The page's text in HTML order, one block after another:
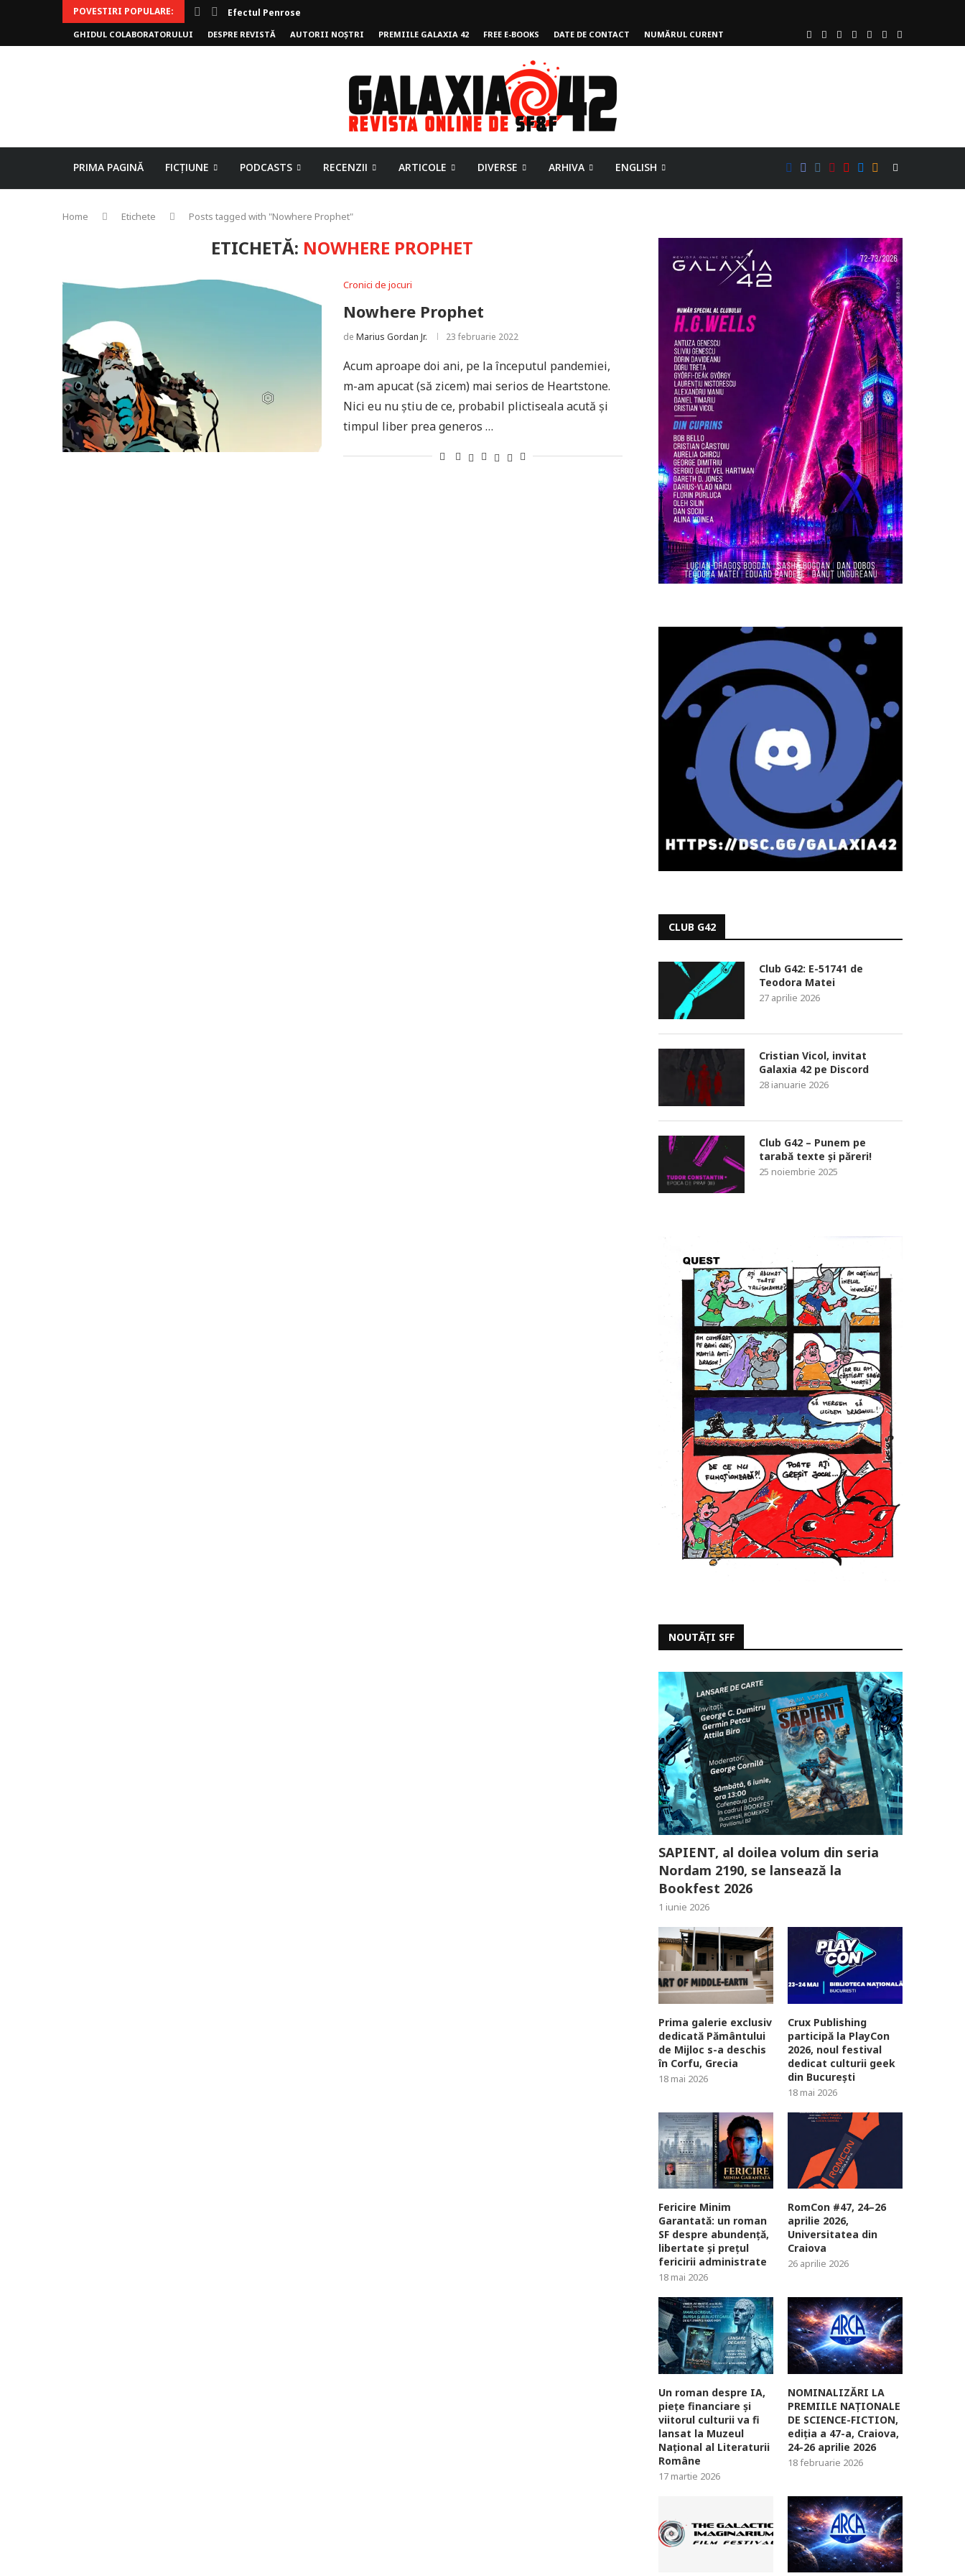
POVESTIRI POPULARE: Efectul Penrose
GHIDUL COLABORATORULUI DESPRE REVISTĂ AUTORII NOȘTRI PREMIILE GALAXIA 42 FREE E-BOOKS DATE DE CONTACT NUMĂRUL CURENT
PRIMA PAGINĂ FICȚIUNE PODCASTS RECENZII ARTICOLE DIVERSE ARHIVA ENGLISH
Home Etichete Posts tagged with "Nowhere Prophet"
ETICHETĂ: NOWHERE PROPHET
Cronici de jocuri
Nowhere Prophet
de Marius Gordan Jr. 23 februarie 2022
Acum aproape doi ani, pe la începutul pandemiei,
m-am apucat (să zicem) mai serios de Heartstone.
Nici eu nu știu de ce, probabil plictiseala acută și
timpul liber prea generos …
CLUB G42
Club G42: E-51741 de
Teodora Matei
27 aprilie 2026
Cristian Vicol, invitat
Galaxia 42 pe Discord
28 ianuarie 2026
Club G42 – Punem pe
tarabă texte și păreri!
25 noiembrie 2025
NOUTĂȚI SFF
SAPIENT, al doilea volum din seria
Nordam 2190, se lansează la
Bookfest 2026
1 iunie 2026
Prima galerie exclusiv
dedicată Pământului
de Mijloc s-a deschis
în Corfu, Grecia
18 mai 2026
Crux Publishing
participă la PlayCon
2026, noul festival
dedicat culturii geek
din București
18 mai 2026
Fericire Minim
Garantată: un roman
SF despre abundență,
libertate și prețul
fericirii administrate
18 mai 2026
RomCon #47, 24–26
aprilie 2026,
Universitatea din
Craiova
26 aprilie 2026
Un roman despre IA,
piețe financiare și
viitorul culturii va fi
lansat la Muzeul
Național al Literaturii
Române
17 martie 2026
NOMINALIZĂRI LA
PREMIILE NAȚIONALE
DE SCIENCE-FICTION,
ediția a 47-a, Craiova,
24-26 aprilie 2026
18 februarie 2026